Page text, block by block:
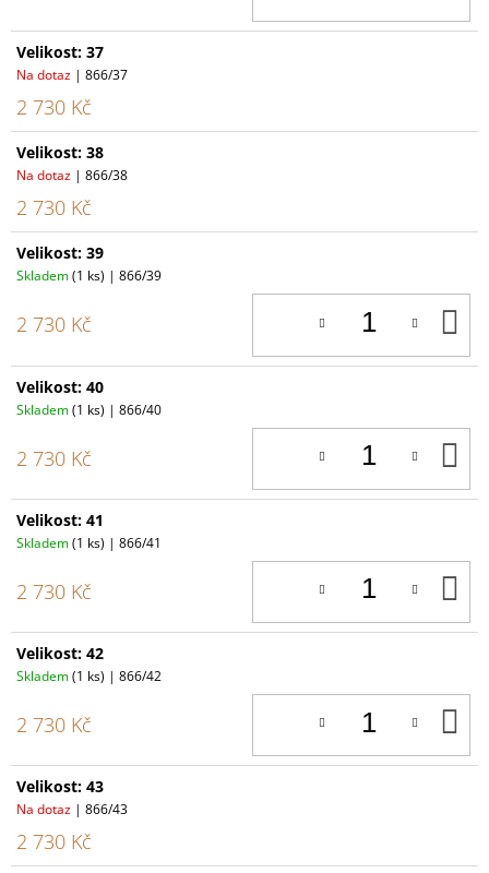
Velikost: 37
Na dotaz | 866/37
2 730 Kč
Velikost: 38
Na dotaz | 866/38
2 730 Kč
Velikost: 39
Skladem(1 ks) | 866/39
2 730 Kč
Velikost: 40
Skladem(1 ks) | 866/40
2 730 Kč
Velikost: 41
Skladem(1 ks) | 866/41
2 730 Kč
Velikost: 42
Skladem(1 ks) | 866/42
2 730 Kč
Velikost: 43
Na dotaz | 866/43
2 730 Kč